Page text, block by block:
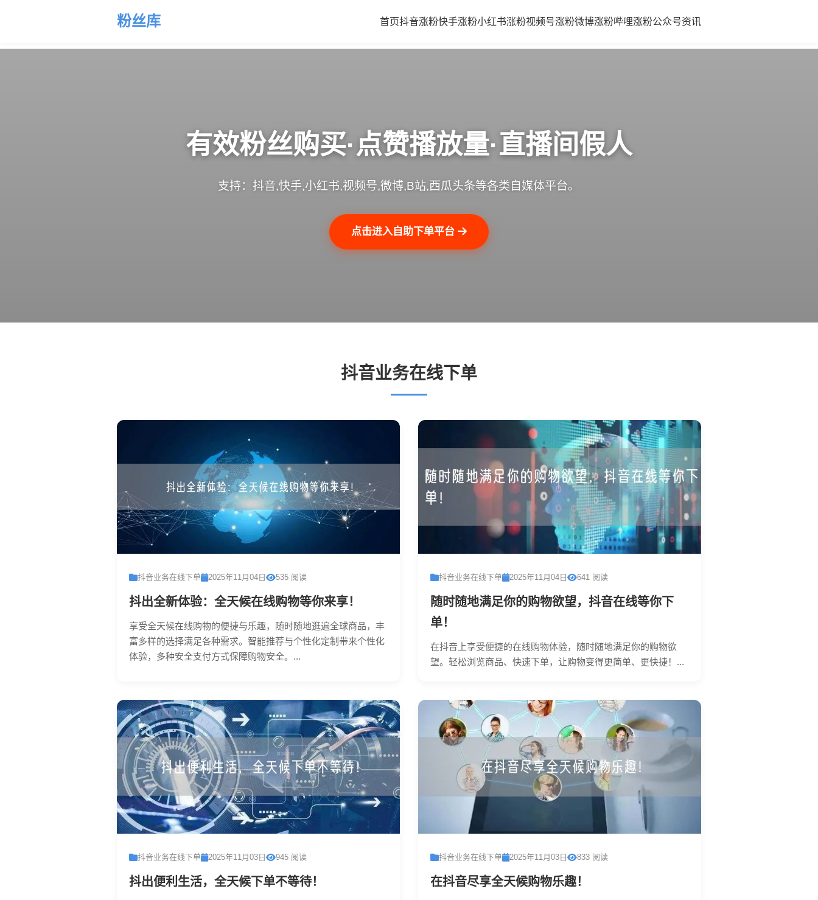
粉丝库 首页抖音涨粉快手涨粉小红书涨粉视频号涨粉微博涨粉哔哩涨粉公众号资讯
有效粉丝购买·点赞播放量·直播间假人
支持：抖音,快手,小红书,视频号,微博,B站,西瓜头条等各类自媒体平台。
点击进入自助下单平台
抖音业务在线下单
抖音业务在线下单 2025年11月04日 535 阅读
抖出全新体验：全天候在线购物等你来享！
享受全天候在线购物的便捷与乐趣，随时随地逛遍全球商品，丰
富多样的选择满足各种需求。智能推荐与个性化定制带来个性化
体验，多种安全支付方式保障购物安全。...
抖音业务在线下单 2025年11月04日 641 阅读
随时随地满足你的购物欲望，抖音在线等你下
单！
在抖音上享受便捷的在线购物体验，随时随地满足你的购物欲
望。轻松浏览商品、快速下单，让购物变得更简单、更快捷！...
抖音业务在线下单 2025年11月03日 945 阅读
抖出便利生活，全天候下单不等待！
抖音业务在线下单 2025年11月03日 833 阅读
在抖音尽享全天候购物乐趣！